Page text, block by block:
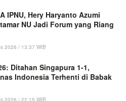
IPNU, Hery Haryanto Azumi
NU Jadi Forum yang Riang
2026 / 13:37 WIB
Ditahan Singapura 1-1,
Indonesia Terhenti di Babak
2026 / 22:15 WIB